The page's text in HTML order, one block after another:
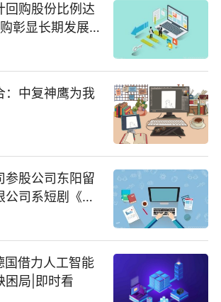
回购股份比例达
彰显长期发展
：中复神鹰为我
参股公司东阳留
公司系短剧《风
出品方 热门看
国借力人工智能
困局|即时看